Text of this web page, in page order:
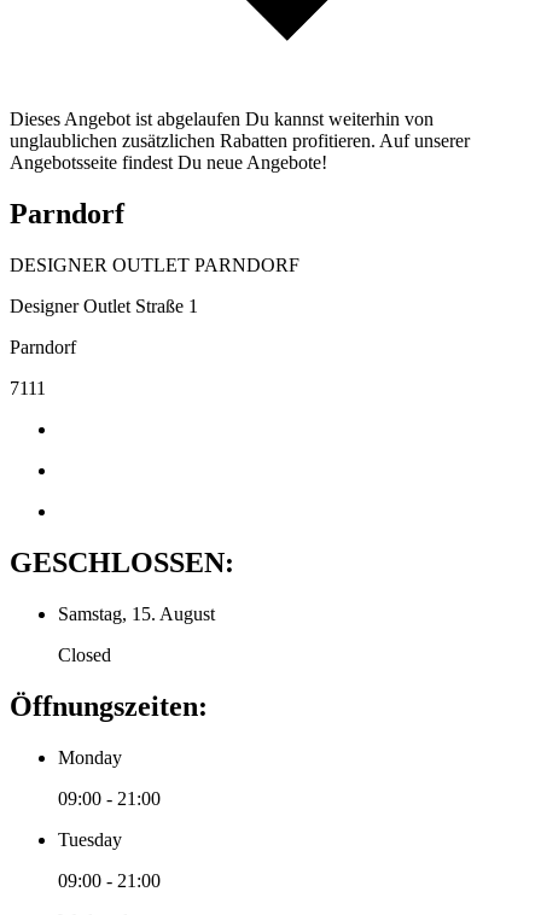
Dieses Angebot ist abgelaufen Du kannst weiterhin von
unglaublichen zusätzlichen Rabatten profitieren. Auf unserer
Angebotsseite findest Du neue Angebote!
Parndorf
DESIGNER OUTLET PARNDORF
Designer Outlet Straße 1
Parndorf
7111
GESCHLOSSEN:
Samstag, 15. August
Closed
Öffnungszeiten:
Monday
09:00 - 21:00
Tuesday
09:00 - 21:00